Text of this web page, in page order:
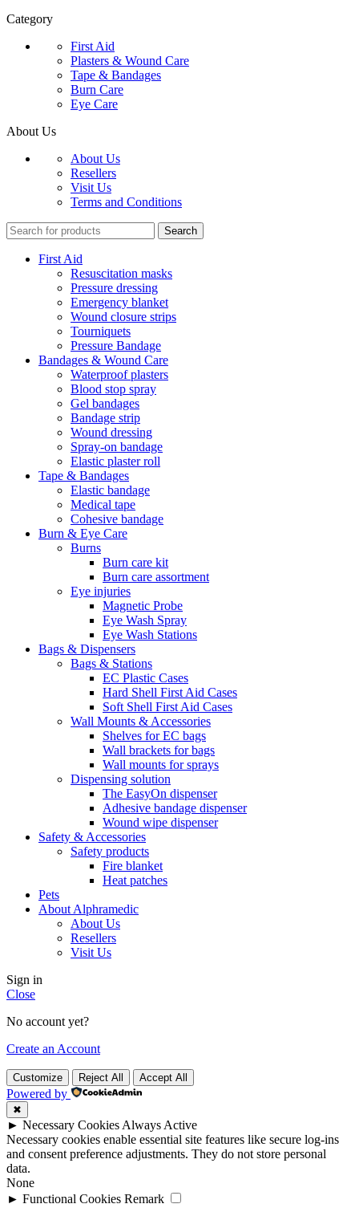
Category
First Aid
Plasters & Wound Care
Tape & Bandages
Burn Care
Eye Care
About Us
About Us
Resellers
Visit Us
Terms and Conditions
Search
First Aid
Resuscitation masks
Pressure dressing
Emergency blanket
Wound closure strips
Tourniquets
Pressure Bandage
Bandages & Wound Care
Waterproof plasters
Blood stop spray
Gel bandages
Bandage strip
Wound dressing
Spray-on bandage
Elastic plaster roll
Tape & Bandages
Elastic bandage
Medical tape
Cohesive bandage
Burn & Eye Care
Burns
Burn care kit
Burn care assortment
Eye injuries
Magnetic Probe
Eye Wash Spray
Eye Wash Stations
Bags & Dispensers
Bags & Stations
EC Plastic Cases
Hard Shell First Aid Cases
Soft Shell First Aid Cases
Wall Mounts & Accessories
Shelves for EC bags
Wall brackets for bags
Wall mounts for sprays
Dispensing solution
The EasyOn dispenser
Adhesive bandage dispenser
Wound wipe dispenser
Safety & Accessories
Safety products
Fire blanket
Heat patches
Pets
About Alphramedic
About Us
Resellers
Visit Us
Sign in
Close
No account yet?
Create an Account
Customize Reject All Accept All
Powered by
✖
► Necessary Cookies Always Active
Necessary cookies enable essential site features like secure log-ins
and consent preference adjustments. They do not store personal
data.
None
► Functional Cookies Remark